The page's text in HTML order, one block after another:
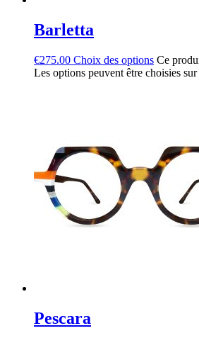
Barletta
€275.00 Choix des options Ce
Les options peuvent être choisies
Pescara